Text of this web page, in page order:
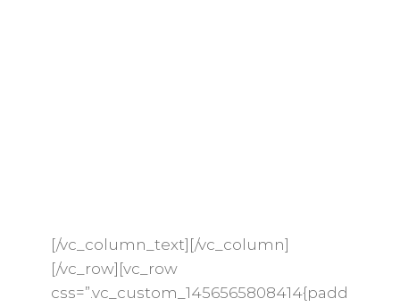
[/vc_column_text][/vc_column]
[/vc_row][vc_row
css=”.vc_custom_1456565808414{padd